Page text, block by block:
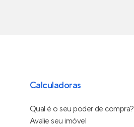
Calculadoras
Qual é o seu poder de compra?
Avalie seu imóvel